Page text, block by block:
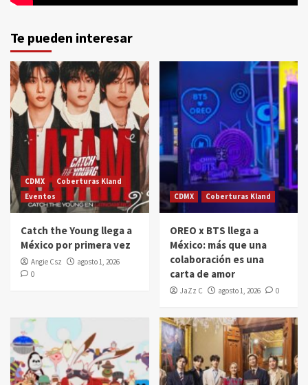
Te pueden interesar
CDMX
Coberturas Kland
Eventos
Catch the Young llega a
México por primera vez
Angie Csz
agosto 1, 2026
0
CDMX Coberturas Kland
OREO x BTS llega a
México: más que una
colaboración es una
carta de amor
JaZz C agosto 1, 2026 0